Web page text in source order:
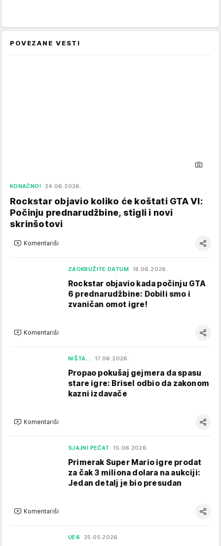
POVEZANE VESTI
KONAČNO! 24.06.2026.
Rockstar objavio koliko će koštati GTA VI:
Počinju prednarudžbine, stigli i novi
skrinšotovi
Komentariši
ZAOKRUŽITE DATUM 18.06.2026.
Rockstar objavio kada počinju GTA
6 prednarudžbine: Dobili smo i
zvaničan omot igre!
Komentariši
NIŠTA... 17.06.2026.
Propao pokušaj gejmera da spasu
stare igre: Brisel odbio da zakonom
kazni izdavače
Komentariši
SJAJNI PEČAT 15.06.2026.
Primerak Super Mario igre prodat
za čak 3 miliona dolara na aukciji:
Jedan detalj je bio presudan
Komentariši
UE6 25.05.2026.